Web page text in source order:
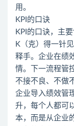
用。
KPI的口诀
KPI的口诀，主
K（克）得一针
释手。企业在绩
情。下一流程管
不接不良、不做
企业导入绩效管
升，每个人都可
本，而是从企业